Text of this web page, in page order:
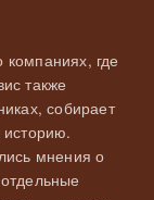
где
также
собирает
мнения о